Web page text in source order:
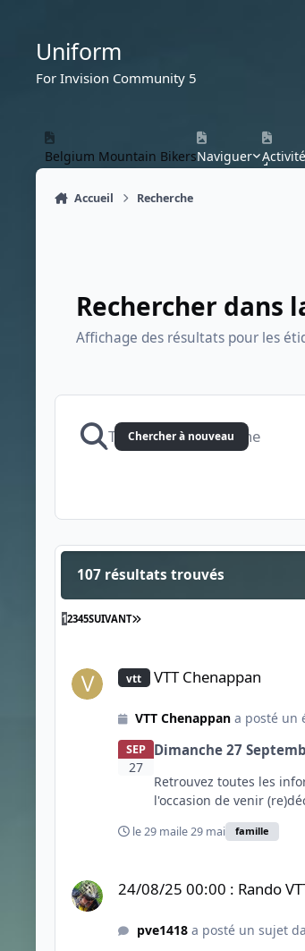
Uniform
For Invision Community 5
Belgium Mountain BikersNaviguer Activité
Accueil Recherche
Rechercher dans
Affichage des résultats pour les
Chercher à nouveau
107 résultats trouvés
12345SUIVANT DERNIÈRE PAGE
vtt VTT Chenappan
VTT Chenappana posté un
SEP
27
Dimanche 27
Retrouvez toutes les
l'occasion de venir
le 29 maile 29 mai famille
24/08/25 00:00 : Rando
pve1418a posté un sujet